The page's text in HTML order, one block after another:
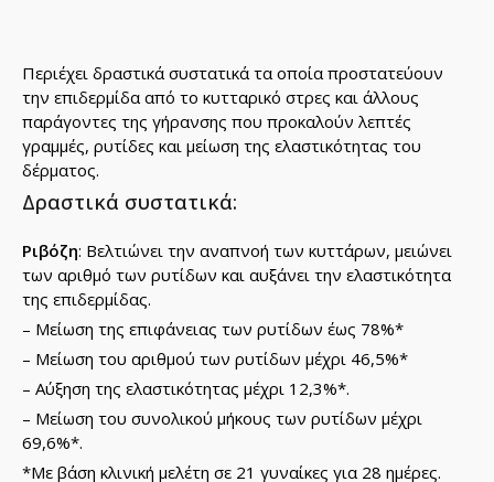
Περιέχει δραστικά συστατικά τα οποία προστατεύουν
την επιδερμίδα από το κυτταρικό στρες και άλλους
παράγοντες της γήρανσης που προκαλούν λεπτές
γραμμές, ρυτίδες και μείωση της ελαστικότητας του
δέρματος.
Δραστικά συστατικά:
Ριβόζη: Βελτιώνει την αναπνοή των κυττάρων, μειώνει
των αριθμό των ρυτίδων και αυξάνει την ελαστικότητα
της επιδερμίδας.
– Μείωση της επιφάνειας των ρυτίδων έως 78%*
– Μείωση του αριθμού των ρυτίδων μέχρι 46,5%*
– Αύξηση της ελαστικότητας μέχρι 12,3%*.
– Μείωση του συνολικού μήκους των ρυτίδων μέχρι
69,6%*.
*Με βάση κλινική μελέτη σε 21 γυναίκες για 28 ημέρες.